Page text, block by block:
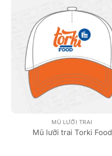
MŨ LƯỠI TRAI
Mũ lưỡi trai Torki Food